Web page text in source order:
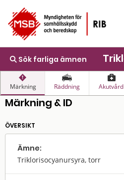
Sök farliga ämnen
Märkning Räddning Akutvård
Märkning & ID
ÖVERSIKT
Ämne:
Triklorisocyanursyra, torr